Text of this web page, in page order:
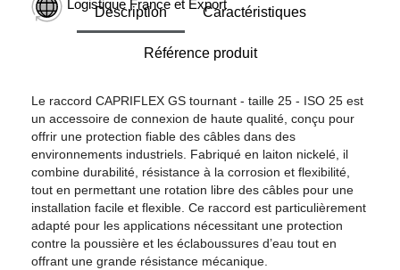
Logistique France et Export
Description Caractéristiques
Référence produit
Le raccord CAPRIFLEX GS tournant - taille 25 - ISO 25 est
un accessoire de connexion de haute qualité, conçu pour
offrir une protection fiable des câbles dans des
environnements industriels. Fabriqué en laiton nickelé, il
combine durabilité, résistance à la corrosion et flexibilité,
tout en permettant une rotation libre des câbles pour une
installation facile et flexible. Ce raccord est particulièrement
adapté pour les applications nécessitant une protection
contre la poussière et les éclaboussures d’eau tout en
offrant une grande résistance mécanique.